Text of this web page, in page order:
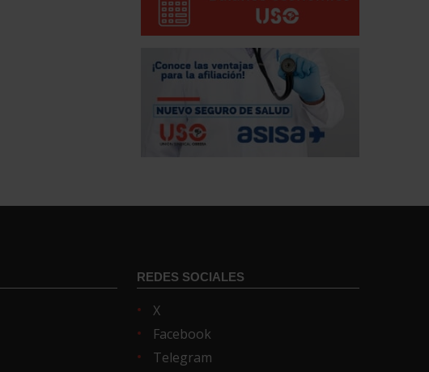
REDES SOCIALES
X
Facebook
Telegram